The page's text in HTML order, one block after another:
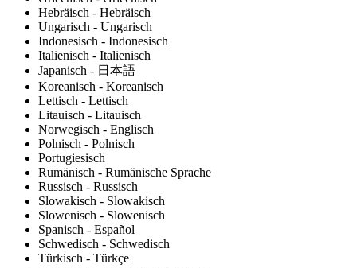
Hebräisch - Hebräisch
Ungarisch - Ungarisch
Indonesisch - Indonesisch
Italienisch - Italienisch
Japanisch - 日本語
Koreanisch - Koreanisch
Lettisch - Lettisch
Litauisch - Litauisch
Norwegisch - Englisch
Polnisch - Polnisch
Portugiesisch
Rumänisch - Rumänische Sprache
Russisch - Russisch
Slowakisch - Slowakisch
Slowenisch - Slowenisch
Spanisch - Español
Schwedisch - Schwedisch
Türkisch - Türkçe